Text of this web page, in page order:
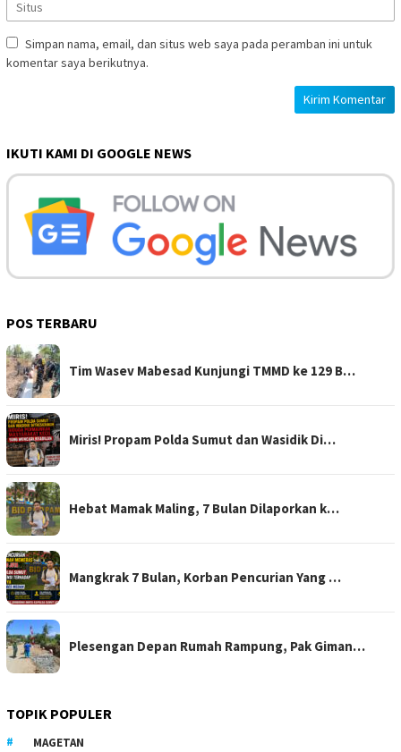
Simpan nama, email, dan situs web saya pada peramban ini untuk
komentar saya berikutnya.
IKUTI KAMI DI GOOGLE NEWS
POS TERBARU
Tim Wasev Mabesad Kunjungi TMMD ke 129 B…
Miris! Propam Polda Sumut dan Wasidik Di…
Hebat Mamak Maling, 7 Bulan Dilaporkan k…
Mangkrak 7 Bulan, Korban Pencurian Yang …
Plesengan Depan Rumah Rampung, Pak Giman…
TOPIK POPULER
MAGETAN